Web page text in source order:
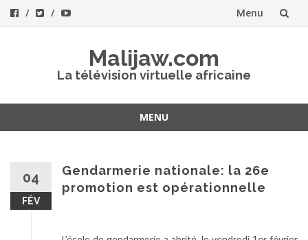
Menu
Malijaw.com
La télévision virtuelle africaine
MENU
04
FÉV
Gendarmerie nationale: la 26e
promotion est opérationnelle